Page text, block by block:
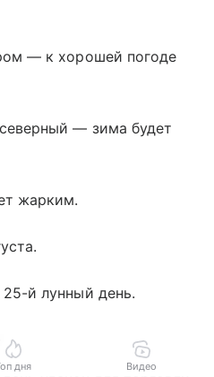
— к хорошей погоде
— зима будет
жарким.
й лунный день.
дня Видео